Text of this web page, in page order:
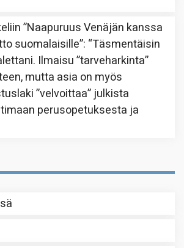
”Naapuruus Venäjän kanssa
suomalaisille”: “Täsmentäisin
Ilmaisu ”tarveharkinta”
mutta asia on myös
”velvoittaa” julkista
perusopetuksesta ja